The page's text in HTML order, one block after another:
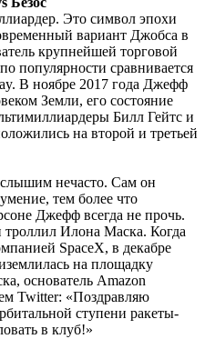
Это символ эпохи
вариант Джобса в
крупнейшей торговой
популярности сравнивается
В ноябре 2017 года Джефф
Земли, его состояние
Билл Гейтс и
на второй и третьей
нечасто. Сам он
тем более что
Джефф всегда не прочь.
Илона Маска. Когда
SpaceX, в декабре
на площадку
основатель Amazon
Twitter: «Поздравляю
ступени ракеты-
в клуб!»